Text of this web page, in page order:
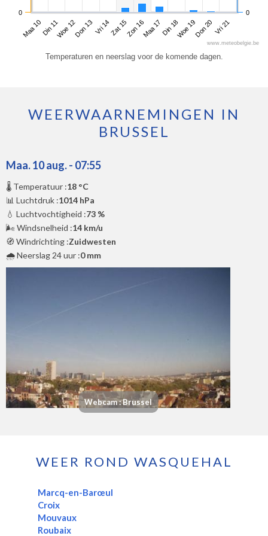
Maa 10Din 11Woe 12Don 13Vri 14Zat 15Zon 16Maa 17Din 18Woe 19Don 20Vri 21
0 0
www.meteobelgie.be
Temperaturen en neerslag voor de komende dagen.
WEERWAARNEMINGEN IN
BRUSSEL
Maa. 10 aug. - 07:55
🌡️ Temperatuur :18 °C
📊 Luchtdruk :1014 hPa
💧 Luchtvochtigheid :73 %
🌬️ Windsnelheid :14 km/u
🧭 Windrichting :Zuidwesten
🌧️ Neerslag 24 uur :0 mm
Webcam : Brussel
WEER ROND WASQUEHAL
Marcq-en-Barœul
Croix
Mouvaux
Roubaix